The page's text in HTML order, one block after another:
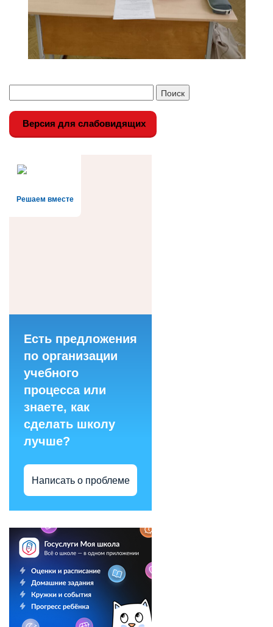
Версия для слабовидящих
Решаем вместе
Есть предложения
по организации
учебного
процесса или
знаете, как
сделать школу
лучше?
Написать о проблеме